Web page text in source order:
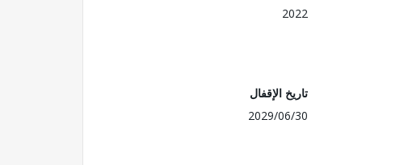
2022
تاريخ الإقفال
2029/06/30